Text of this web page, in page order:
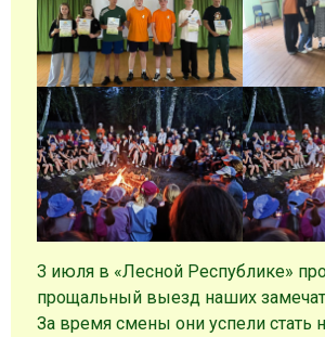
3 июля в «Лесной Республике»
прощальный выезд наших
За время смены они успели стать